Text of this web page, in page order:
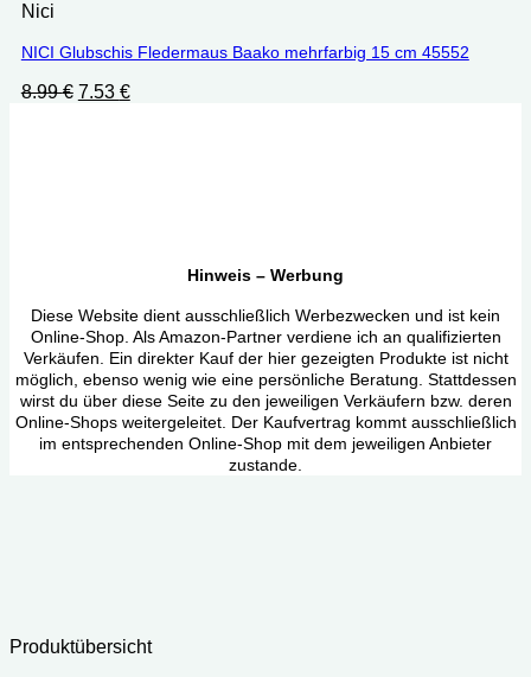
Nici
NICI Glubschis Fledermaus Baako mehrfarbig 15 cm 45552
8.99€ Ursprünglicher
7.53 €Aktueller
Hinweis – Werbung
Diese Website dient ausschließlich Werbezwecken und ist kein
Online-Shop. Als Amazon-Partner verdiene ich an qualifizierten
Verkäufen. Ein direkter Kauf der hier gezeigten Produkte ist nicht
möglich, ebenso wenig wie eine persönliche Beratung. Stattdessen
wirst du über diese Seite zu den jeweiligen Verkäufern bzw. deren
Online-Shops weitergeleitet. Der Kaufvertrag kommt ausschließlich
im entsprechenden Online-Shop mit dem jeweiligen Anbieter
zustande.
Produktübersicht